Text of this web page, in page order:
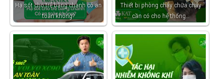
Hạ sốt cho trẻ bằng chanh có an
toàn không?
Thiết bị phòng cháy chữa cháy
cần có cho hệ thống…